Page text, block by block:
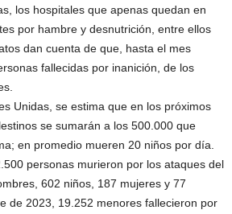
los hospitales que apenas quedan en
por hambre y desnutrición, entre ellos
dan cuenta de que, hasta el mes
fallecidas por inanición, de los
Unidas, se estima que en los próximos
se sumarán a los 500.000 que
en promedio mueren 20 niños por día.
personas murieron por los ataques del
602 niños, 187 mujeres y 77
de 2023, 19.252 menores fallecieron por